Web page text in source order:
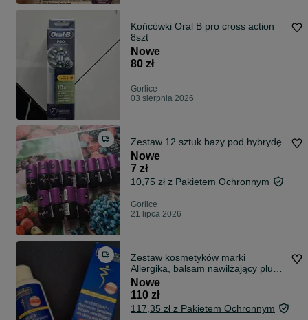
Końcówki Oral B pro cross action
8szt
Nowe
80 zł
Gorlice
03 sierpnia 2026
Zestaw 12 sztuk bazy pod hybrydę
Nowe
7 zł
10,75 zł z Pakietem Ochronnym
Gorlice
21 lipca 2026
Zestaw kosmetyków marki
Allergika, balsam nawilżający plus
lipo olejek
Nowe
110 zł
117,35 zł z Pakietem Ochronnym